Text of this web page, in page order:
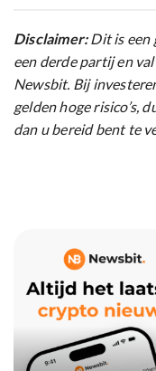
Disclaimer:Dit is een
een derde partij en
Newsbit. Bij
gelden hoge risico’s,
dan u bereid bent te